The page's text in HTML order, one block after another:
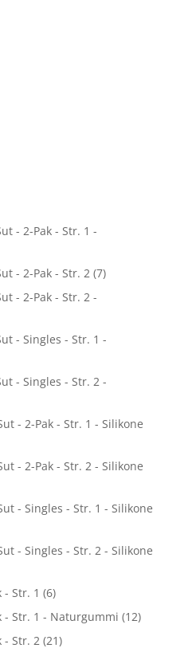
- 2-Pak - Str. 1 -
- 2-Pak - Str. 2 (7)
- 2-Pak - Str. 2 -
- Singles - Str. 1 -
- Singles - Str. 2 -
- 2-Pak - Str. 1 - Silikone
- 2-Pak - Str. 2 - Silikone
- Singles - Str. 1 - Silikone
- Singles - Str. 2 - Silikone
- Str. 1 (6)
- Str. 1 - Naturgummi (12)
- Str. 2 (21)